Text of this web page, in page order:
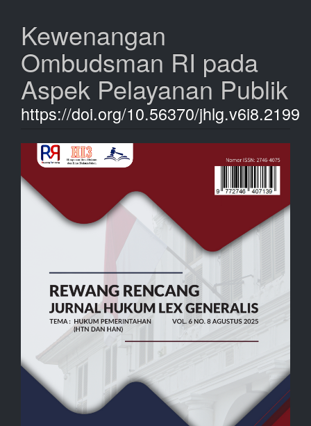
Kewenangan
Ombudsman RI pada
Aspek Pelayanan Publik
https://doi.org/10.56370/jhlg.v6i8.2199
Bilah
Samping
Artikel